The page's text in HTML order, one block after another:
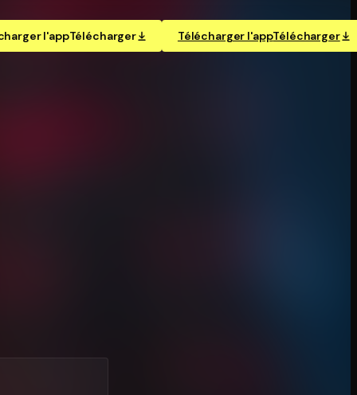
l'appTélécharger Télécharger l'appTélécharger